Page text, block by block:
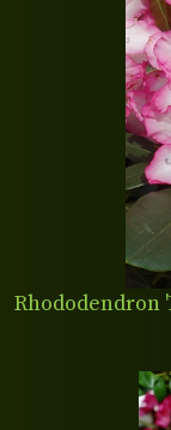
Rhododendron